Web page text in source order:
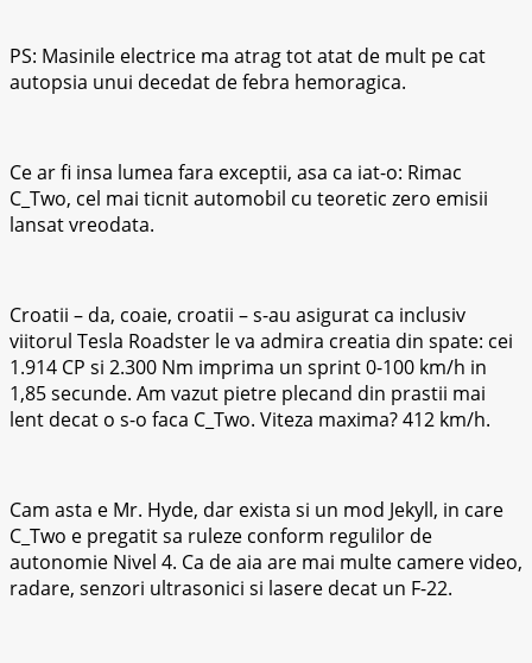
PS: Masinile electrice ma atrag tot atat de mult pe cat
autopsia unui decedat de febra hemoragica.
Ce ar fi insa lumea fara exceptii, asa ca iat-o: Rimac
C_Two, cel mai ticnit automobil cu teoretic zero emisii
lansat vreodata.
Croatii – da, coaie, croatii – s-au asigurat ca inclusiv
viitorul Tesla Roadster le va admira creatia din spate: cei
1.914 CP si 2.300 Nm imprima un sprint 0-100 km/h in
1,85 secunde. Am vazut pietre plecand din prastii mai
lent decat o s-o faca C_Two. Viteza maxima? 412 km/h.
Cam asta e Mr. Hyde, dar exista si un mod Jekyll, in care
C_Two e pregatit sa ruleze conform regulilor de
autonomie Nivel 4. Ca de aia are mai multe camere video,
radare, senzori ultrasonici si lasere decat un F-22.